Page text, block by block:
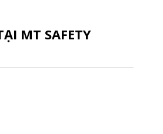
MT SAFETY